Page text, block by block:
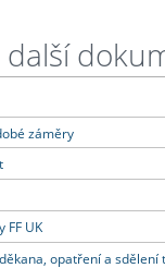
další
záměry
FF UK
opatření a sdělení